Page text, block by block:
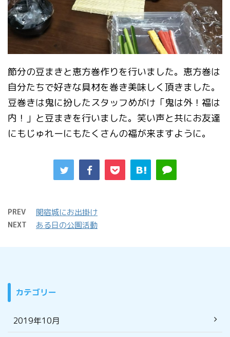
節分の豆まきと恵方巻作りを行いました。恵方巻は
自分たちで好きな具材を巻き美味しく頂きました。
豆巻きは鬼に扮したスタッフめがけ「鬼は外！福は
内！」と豆まきを行いました。笑い声と共にお友達
にもじゅれーにもたくさんの福が来ますように。
PREV 関宿城にお出掛け
NEXT ある日の公園活動
カテゴリー
2019年10月